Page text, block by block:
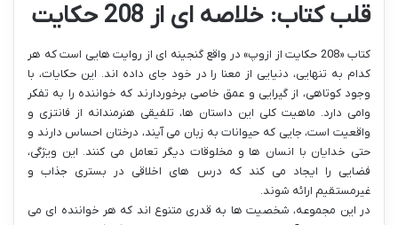
قلب کتاب: خلاصه ای از 208 حکایت
کتاب «208 حکایت از ازوپ» در واقع گنجینه ای از روایت هایی است که هر
کدام به تنهایی، دنیایی از معنا را در خود جای داده اند. این حکایات، با
وجود کوتاهی، از گیرایی و عمق خاصی برخوردارند که خواننده را به تفکر
وامی دارد. ماهیت کلی این داستان ها، تلفیقی هنرمندانه از فانتزی و
واقعیت است، جایی که حیوانات به زبان می آیند، درختان احساس دارند و
حتی خدایان با انسان ها و مخلوقات دیگر تعامل می کنند. این ویژگی،
فضایی را ایجاد می کند که درس های اخلاقی در بستری جذاب و
غیرمستقیم ارائه شوند.
در این مجموعه، شخصیت ها به قدری متنوع اند که هر خواننده ای می